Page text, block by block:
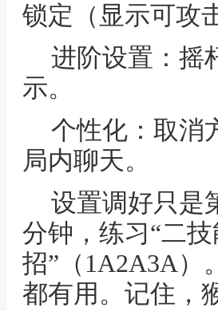
锁定（显示可攻
进阶设置：摇
示。
个性化：取消
局内聊天。
设置调好只是
分钟，练习“二
招”（1A2A3A）
都有用。记住，